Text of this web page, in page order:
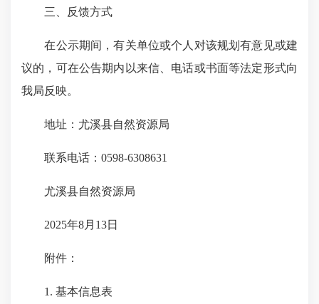
三、反馈方式
在公示期间，有关单位或个人对该规划有意见或建
议的，可在公告期内以来信、电话或书面等法定形式向
我局反映。
地址：尤溪县自然资源局
联系电话：0598-6308631
尤溪县自然资源局
2025年8月13日
附件：
1. 基本信息表